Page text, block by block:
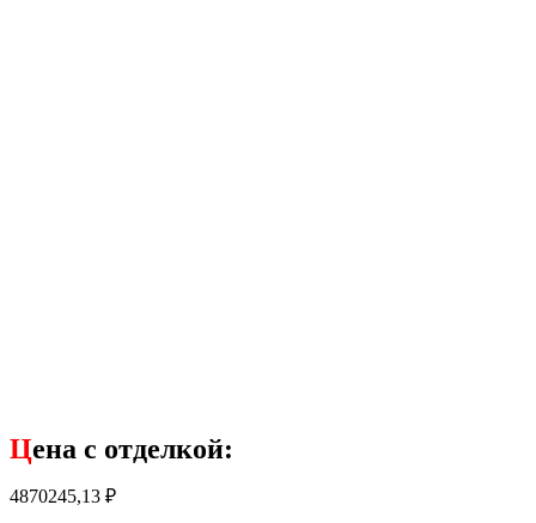
Цена с отделкой:
4870245,13 ₽